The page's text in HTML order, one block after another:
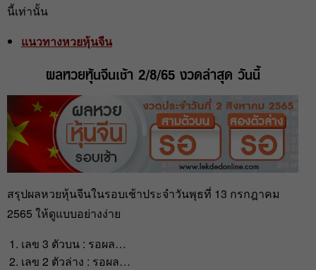
นี้เท่านั้น
แนวทางหวยหุ้นจีน
ผลหวยหุ้นจีนเช้า 2/8/65 งวดล่าสุด วันนี้
สรุปผลหวยหุ้นจีนในรอบเช้าประจำวันพุธที่ 13 กรกฎาคม
2565 ให้ดูแบบอย่างง่าย
เลข 3 ตัวบน : รอผล…
เลข 2 ตัวล่าง : รอผล…